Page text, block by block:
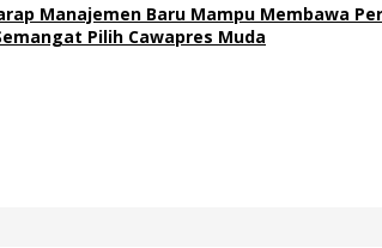
Manajemen Baru Mampu Membawa
Pilih Cawapres Muda